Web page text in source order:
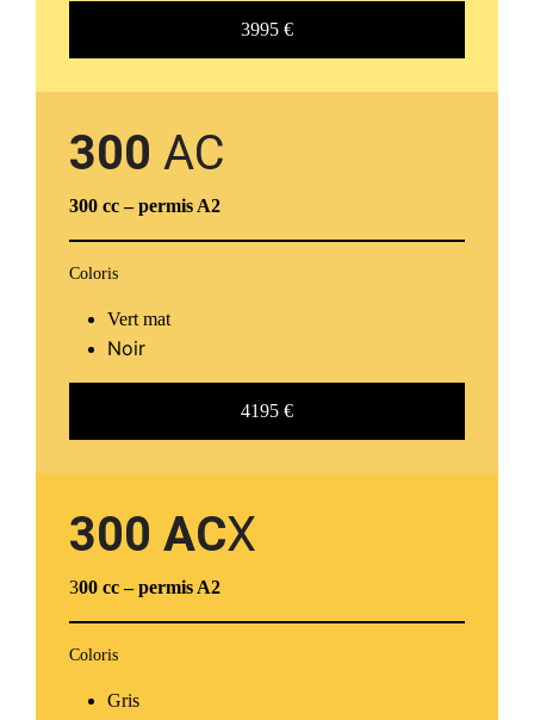
3995 €
300 AC
300 cc– permis A2
Coloris
Vert mat
Noir
4195 €
300 ACX
300 cc– permis A2
Coloris
Gris